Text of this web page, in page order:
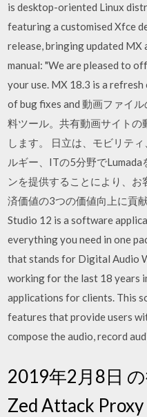
is desktop-oriented Linux
featuring a customised Xfce
release, bringing updated MX
manual: "We are pleased to
your use. MX 18.3 is a
of bug fixes and 動画ファイ
料ツール。共有動画サイト
します。 日立は、モビリテ
ルギー、ITの5分野で
ンを提供することにより、
済価値の3つの価値向上に貢
Studio 12 is a software
everything you need in one
that stands for Digital Audio
working for the last 18 years
applications for clients. This
features that provide users
compose the audio, record
2019年2月8日
Zed Attack